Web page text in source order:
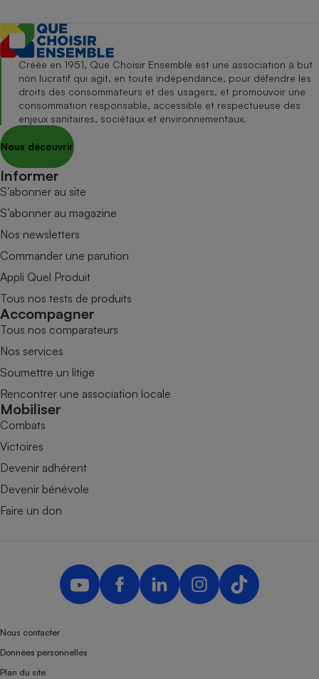
Créée en 1951, Que Choisir Ensemble est une association à but
non lucratif qui agit, en toute indépendance, pour défendre les
droits des consommateurs et des usagers, et promouvoir une
consommation responsable, accessible et respectueuse des
enjeux sanitaires, sociétaux et environnementaux.
Nous découvrir
Informer
S’abonner au site
S’abonner au magazine
Nos newsletters
Commander une parution
Appli Quel Produit
Tous nos tests de produits
Accompagner
Tous nos comparateurs
Nos services
Soumettre un litige
Rencontrer une association locale
Mobiliser
Combats
Victoires
Devenir adhérent
Devenir bénévole
Faire un don
Nous contacter
Données personnelles
Plan du site